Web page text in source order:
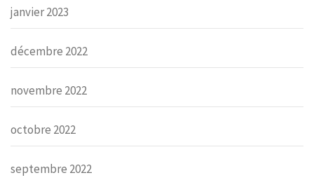
janvier 2023
décembre 2022
novembre 2022
octobre 2022
septembre 2022